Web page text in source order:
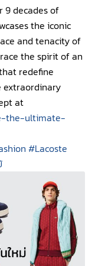
9 decades of
the iconic
and tenacity of
the spirit of an
redefine
extraordinary
at
the-ultimate-
#Lacoste